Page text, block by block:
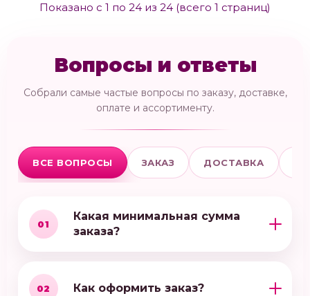
Показано с 1 по 24 из 24 (всего 1 страниц)
Вопросы и ответы
Собрали самые частые вопросы по заказу, доставке,
оплате и ассортименту.
ВСЕ ВОПРОСЫ ЗАКАЗ ДОСТАВКА
01
Какая минимальная сумма
заказа?
02 Как оформить заказ?